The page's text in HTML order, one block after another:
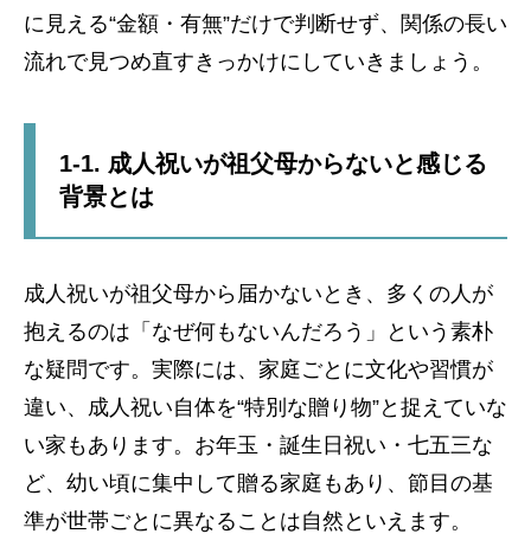
に見える“金額・有無”だけで判断せず、関係の長い
流れで見つめ直すきっかけにしていきましょう。
1-1. 成人祝いが祖父母からないと感じる
背景とは
成人祝いが祖父母から届かないとき、多くの人が
抱えるのは「なぜ何もないんだろう」という素朴
な疑問です。実際には、家庭ごとに文化や習慣が
違い、成人祝い自体を“特別な贈り物”と捉えていな
い家もあります。お年玉・誕生日祝い・七五三な
ど、幼い頃に集中して贈る家庭もあり、節目の基
準が世帯ごとに異なることは自然といえます。